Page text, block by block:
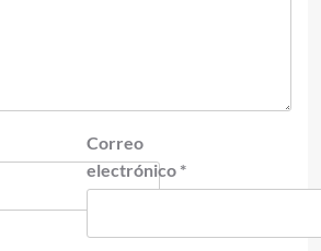
Correo
electrónico *